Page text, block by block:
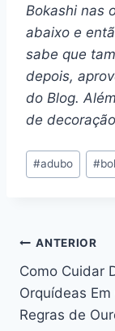
Bokashi nas
abaixo e
sabe que
depois,
do Blog.
de
Tags
do
#adubo #
de
Post
ANTERIOR
Como Cuidar
Orquídeas Em
Regras de